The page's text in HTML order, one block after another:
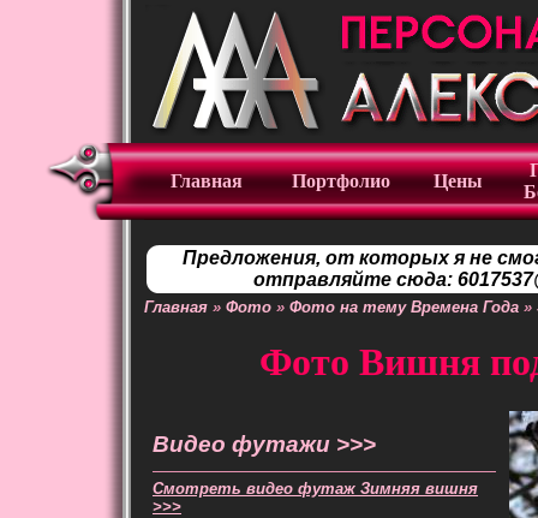
Главная Портфолио Цены
Предложения, от которых я не
отправляйте сюда:
Главная » Фото » Фото на тему Времена Года »
Фото Вишня
Видео футажи >>>
Смотреть видео футаж Зимняя вишня
>>>